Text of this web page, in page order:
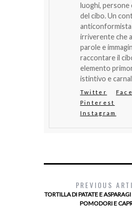
luoghi, persone
del cibo. Un
anticonformista
irriverente che
parole e
raccontare il
elemento
istintivo e
Twitter
Pinterest
Instagram
PREVIOUS
TORTILLA DI PATATE E
POMODORI E